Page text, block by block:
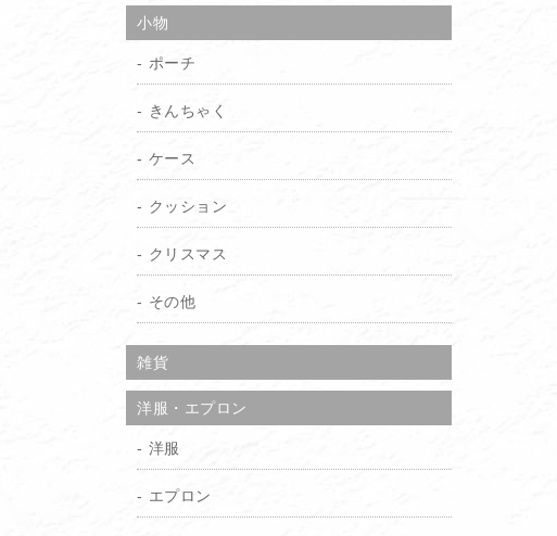
小物
ポーチ
きんちゃく
ケース
クッション
クリスマス
その他
雑貨
洋服・エプロン
洋服
エプロン